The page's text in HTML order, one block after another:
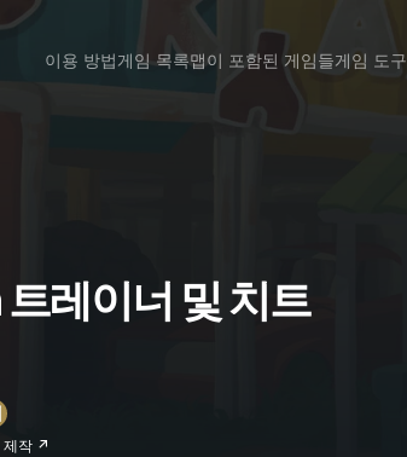
이용 방법게임 목록맵이 포함된 게임들게임 도구
레이너 및 치트
작 ↗